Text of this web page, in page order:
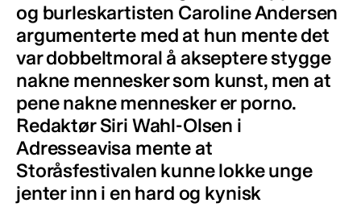
og burleskartisten Caroline Andersen
argumenterte med at hun mente det
var dobbeltmoral å akseptere stygge
nakne mennesker som kunst, men at
pene nakne mennesker er porno.
Redaktør Siri Wahl-Olsen i
Adresseavisa mente at
Storåsfestivalen kunne lokke unge
jenter inn i en hard og kynisk